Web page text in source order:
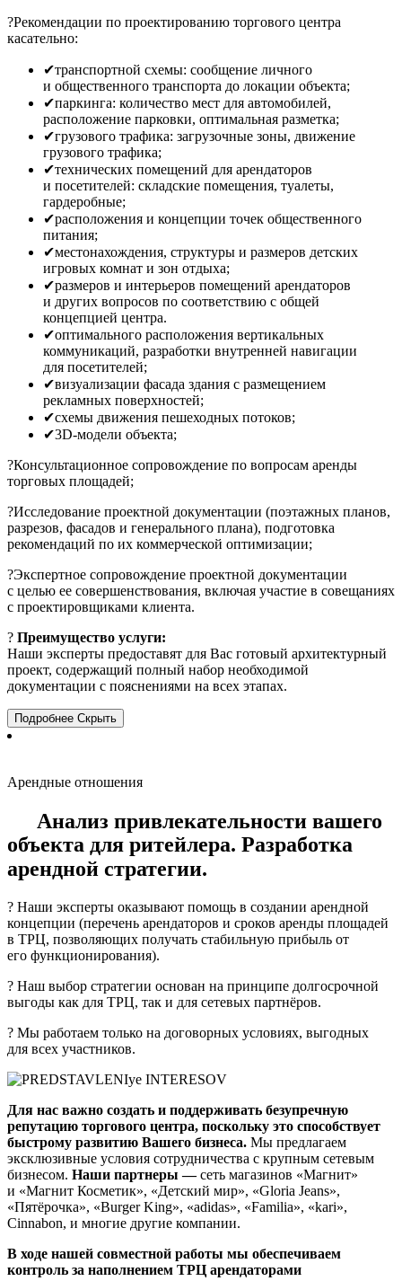
?Рекомендации по проектированию торгового центра
касательно:
✔транспортной схемы: сообщение личного
и общественного транспорта до локации объекта;
✔паркинга: количество мест для автомобилей,
расположение парковки, оптимальная разметка;
✔грузового трафика: загрузочные зоны, движение
грузового трафика;
✔технических помещений для арендаторов
и посетителей: складские помещения, туалеты,
гардеробные;
✔расположения и концепции точек общественного
питания;
✔местонахождения, структуры и размеров детских
игровых комнат и зон отдыха;
✔размеров и интерьеров помещений арендаторов
и других вопросов по соответствию с общей
концепцией центра.
✔оптимального расположения вертикальных
коммуникаций, разработки внутренней навигации
для посетителей;
✔визуализации фасада здания с размещением
рекламных поверхностей;
✔схемы движения пешеходных потоков;
✔3D-модели объекта;
?Консультационное сопровождение по вопросам аренды
торговых площадей;
?Исследование проектной документации (поэтажных планов,
разрезов, фасадов и генерального плана), подготовка
рекомендаций по их коммерческой оптимизации;
?Экспертное сопровождение проектной документации
с целью ее совершенствования, включая участие в совещаниях
с проектировщиками клиента.
? Преимущество услуги:
Наши эксперты предоставят для Вас готовый архитектурный
проект, содержащий полный набор необходимой
документации с пояснениями на всех этапах.
Подробнее Скрыть
Арендные отношения
Анализ привлекательности вашего
объекта для ритейлера. Разработка
арендной стратегии.
? Наши эксперты оказывают помощь в создании арендной
концепции (перечень арендаторов и сроков аренды площадей
в ТРЦ, позволяющих получать стабильную прибыль от
его функционирования).
? Наш выбор стратегии основан на принципе долгосрочной
выгоды как для ТРЦ, так и для сетевых партнёров.
? Мы работаем только на договорных условиях, выгодных
для всех участников.
Для нас важно создать и поддерживать безупречную
репутацию торгового центра, поскольку это способствует
быстрому развитию Вашего бизнеса. Мы предлагаем
эксклюзивные условия сотрудничества с крупным сетевым
бизнесом. Наши партнеры —сеть магазинов «Магнит»
и «Магнит Косметик», «Детский мир», «Gloria Jeans»,
«Пятёрочка», «Burger King», «adidas», «Familia», «kari»,
Cinnabon, и многие другие компании.
В ходе нашей совместной работы мы обеспечиваем
контроль за наполнением ТРЦ арендаторами